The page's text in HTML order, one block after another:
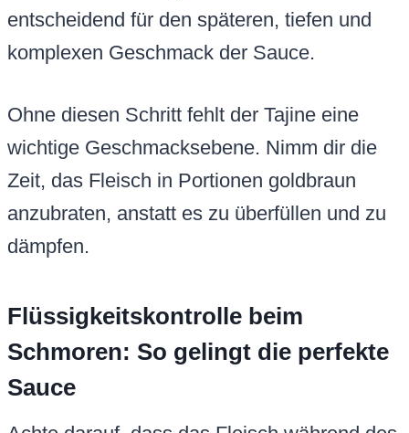
entscheidend für den späteren, tiefen und
komplexen Geschmack der Sauce.
Ohne diesen Schritt fehlt der Tajine eine
wichtige Geschmacksebene. Nimm dir die
Zeit, das Fleisch in Portionen goldbraun
anzubraten, anstatt es zu überfüllen und zu
dämpfen.
Flüssigkeitskontrolle beim
Schmoren: So gelingt die perfekte
Sauce